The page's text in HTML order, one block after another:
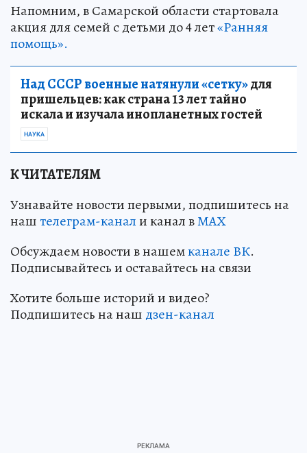
Напомним, в Самарской области стартовала
акция для семей с детьми до 4 лет«Ранняя
помощь».
Над СССР военные натянули «сетку»для
пришельцев: как страна 13 лет тайно
искала и изучала инопланетных гостей
НАУКА
К ЧИТАТЕЛЯМ
Узнавайте новости первыми, подпишитесь на
наштелеграм-канали канал вМАХ
Обсуждаем новости в нашемканале ВК.
Подписывайтесь и оставайтесь на связи
Хотите больше историй и видео?
Подпишитесь на наш дзен-канал